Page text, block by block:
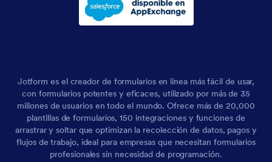
Jotform es el creador de formularios en línea más fácil de usar,
con formularios potentes y eficaces, utilizado por más de 35
millones de usuarios en todo el mundo. Ofrece más de 20,000
plantillas de formularios, 150 integraciones y funciones de
arrastrar y soltar que optimizan la recolección de datos, pagos y
flujos de trabajo, ideal para empresas que necesitan formularios
profesionales sin necesidad de programación.